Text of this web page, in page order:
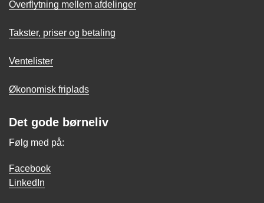
Overflytning mellem afdelinger
Takster, priser og betaling
Ventelister
Økonomisk friplads
Det gode børneliv
Følg med på:
Facebook
LinkedIn